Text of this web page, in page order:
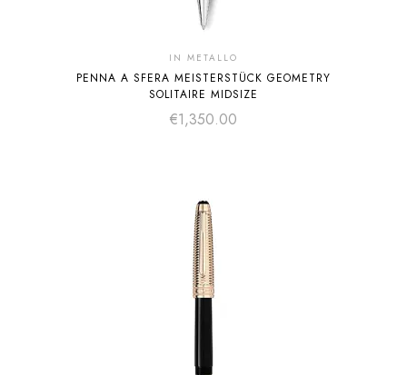
IN METALLO
PENNA A SFERA MEISTERSTÜCK GEOMETRY
SOLITAIRE MIDSIZE
€1,350.00